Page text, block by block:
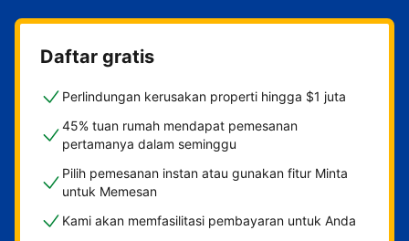
Daftar gratis
Perlindungan kerusakan properti hingga $1 juta
45% tuan rumah mendapat pemesanan
pertamanya dalam seminggu
Pilih pemesanan instan atau gunakan fitur Minta
untuk Memesan
Kami akan memfasilitasi pembayaran untuk Anda